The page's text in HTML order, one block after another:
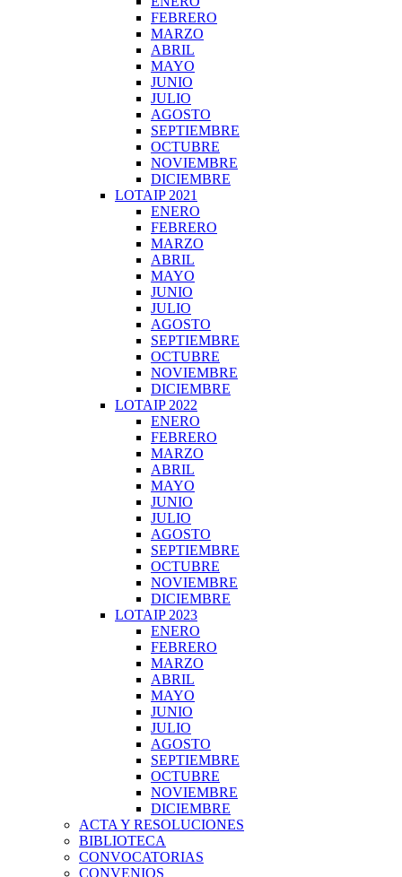
FEBRERO
MARZO
ABRIL
MAYO
JUNIO
JULIO
AGOSTO
SEPTIEMBRE
OCTUBRE
NOVIEMBRE
DICIEMBRE
LOTAIP 2021
ENERO
FEBRERO
MARZO
ABRIL
MAYO
JUNIO
JULIO
AGOSTO
SEPTIEMBRE
OCTUBRE
NOVIEMBRE
DICIEMBRE
LOTAIP 2022
ENERO
FEBRERO
MARZO
ABRIL
MAYO
JUNIO
JULIO
AGOSTO
SEPTIEMBRE
OCTUBRE
NOVIEMBRE
DICIEMBRE
LOTAIP 2023
ENERO
FEBRERO
MARZO
ABRIL
MAYO
JUNIO
JULIO
AGOSTO
SEPTIEMBRE
OCTUBRE
NOVIEMBRE
DICIEMBRE
ACTA Y RESOLUCIONES
BIBLIOTECA
CONVOCATORIAS
CONVENIOS